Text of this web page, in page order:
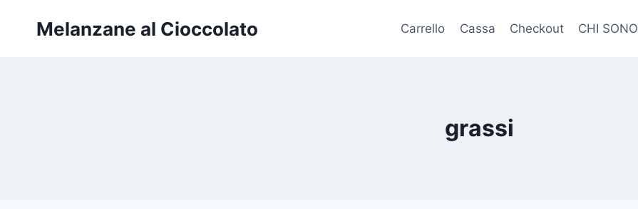
Melanzane al Cioccolato Carrello Cassa Checkout CHI SONO
grassi